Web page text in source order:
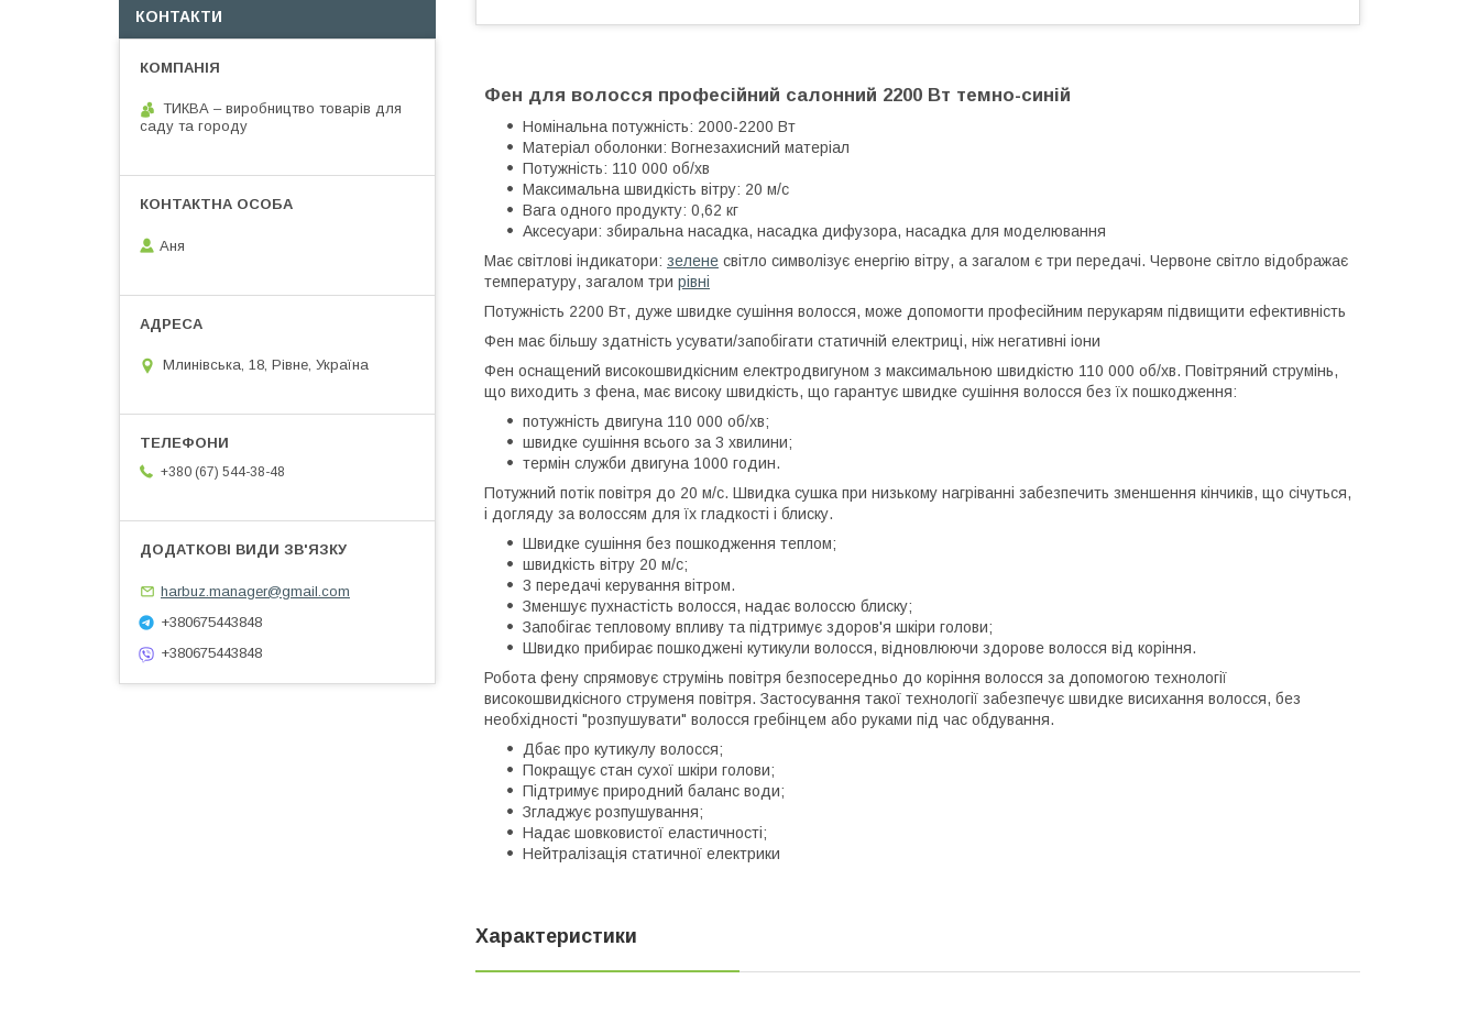
Фен для волосся професійний салонний 2200 Вт темно-синій
Номінальна потужність: 2000-2200 Вт
Матеріал оболонки: Вогнезахисний матеріал
Потужність: 110 000 об/хв
Максимальна швидкість вітру: 20 м/с
Вага одного продукту: 0,62 кг
Аксесуари: збиральна насадка, насадка дифузора, насадка для моделювання
Має світлові індикатори: зелене світло символізує енергію вітру, а загалом є три передачі. Червоне світло відображає
температуру, загалом три рівні
Потужність 2200 Вт, дуже швидке сушіння волосся, може допомогти професійним перукарям підвищити ефективність
Фен має більшу здатність усувати/запобігати статичній електриці, ніж негативні іони
Фен оснащений високошвидкісним електродвигуном з максимальною швидкістю 110 000 об/хв. Повітряний струмінь,
що виходить з фена, має високу швидкість, що гарантує швидке сушіння волосся без їх пошкодження:
потужність двигуна 110 000 об/хв;
швидке сушіння всього за 3 хвилини;
термін служби двигуна 1000 годин.
Потужний потік повітря до 20 м/с. Швидка сушка при низькому нагріванні забезпечить зменшення кінчиків, що січуться,
і догляду за волоссям для їх гладкості і блиску.
Швидке сушіння без пошкодження теплом;
швидкість вітру 20 м/с;
3 передачі керування вітром.
Зменшує пухнастість волосся, надає волоссю блиску;
Запобігає тепловому впливу та підтримує здоров'я шкіри голови;
Швидко прибирає пошкоджені кутикули волосся, відновлюючи здорове волосся від коріння.
Робота фену спрямовує струмінь повітря безпосередньо до коріння волосся за допомогою технології
високошвидкісного струменя повітря. Застосування такої технології забезпечує швидке висихання волосся, без
необхідності "розпушувати" волосся гребінцем або руками під час обдування.
Дбає про кутикулу волосся;
Покращує стан сухої шкіри голови;
Підтримує природний баланс води;
Згладжує розпушування;
Надає шовковистої еластичності;
Нейтралізація статичної електрики
Характеристики
КОНТАКТИ
ТИКВА – виробництво товарів для
саду та городу
Аня
Млинівська, 18, Рівне, Україна
+380 (67) 544-38-48
harbuz.manager@gmail.com
+380675443848
+380675443848